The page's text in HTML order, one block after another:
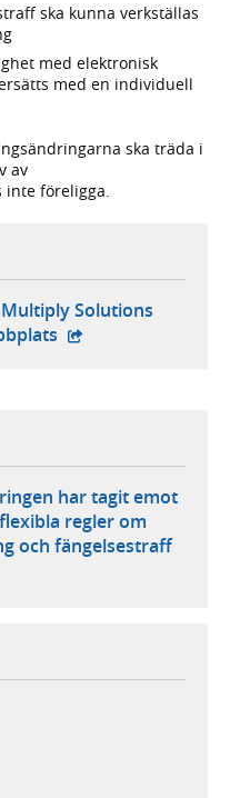
ska kunna verkställas
med elektronisk
med en individuell
ska träda i
av
inte föreligga.
Solutions
- extern webbplats,
har tagit emot
regler om
och fängelsestraff
extern webbplats,
webbplats,
extern webbplats,